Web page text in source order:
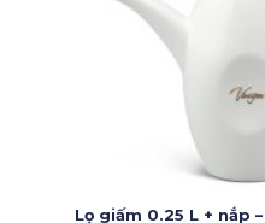
Lọ giấm 0.25 L + nắp –